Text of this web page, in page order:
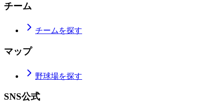
チーム
チームを探す
マップ
野球場を探す
SNS公式